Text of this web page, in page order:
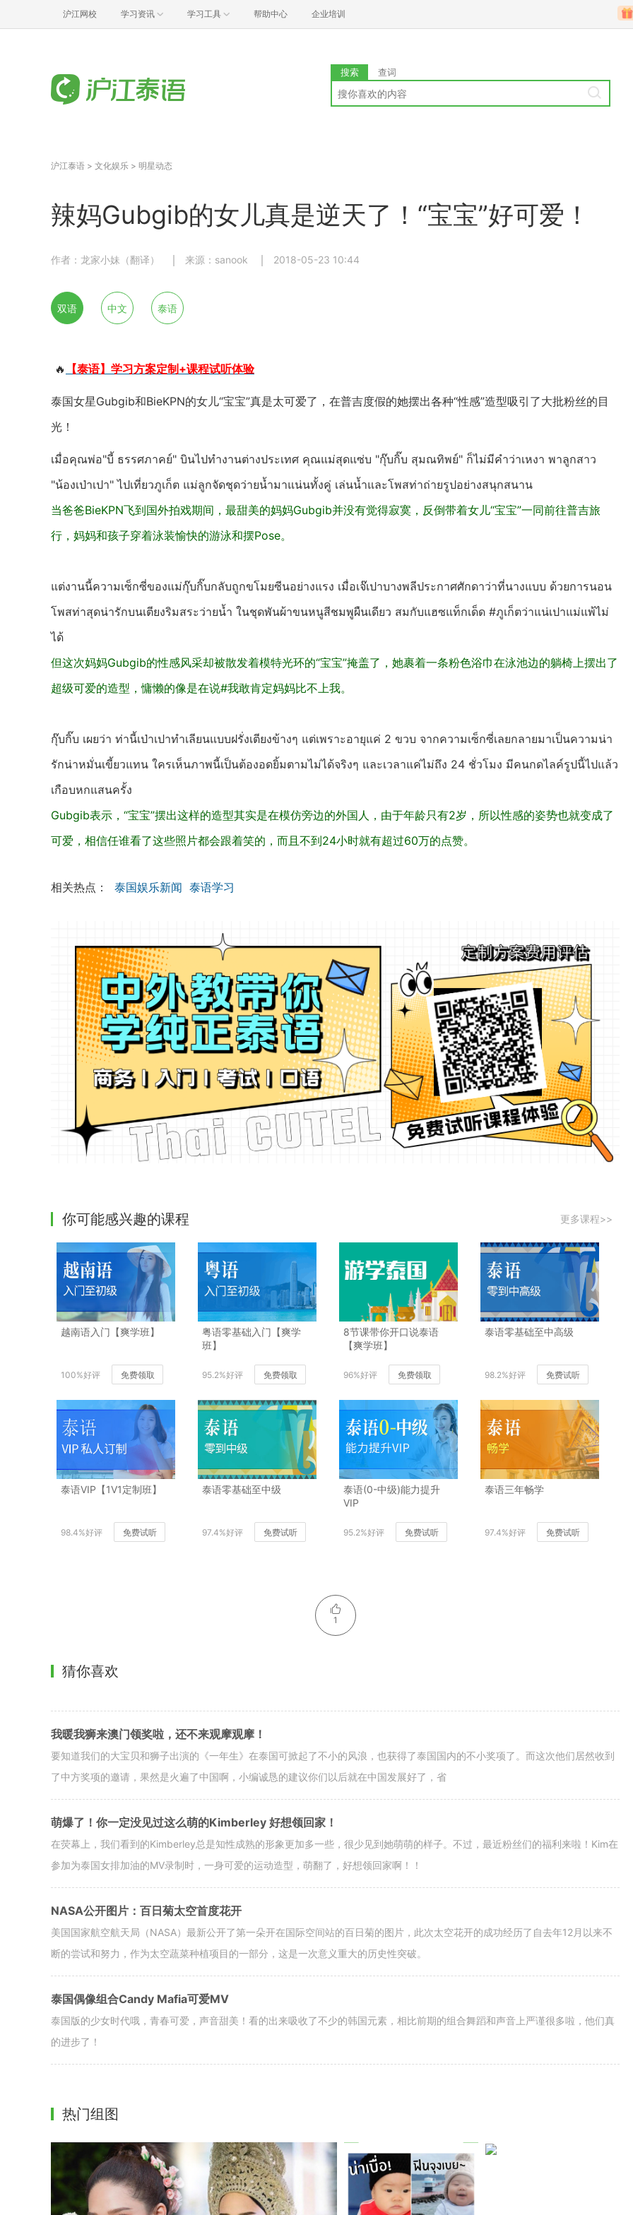
沪江网校 学习资讯 学习工具 帮助中心 企业培训
搜索 查词
沪江泰语 > 文化娱乐 > 明星动态
辣妈Gubgib的女儿真是逆天了！“宝宝”好可爱！
作者：龙家小妹（翻译） 来源：sanook 2018-05-23 10:44
双语 中文 泰语
🔥 【泰语】学习方案定制+课程试听体验
泰国女星Gubgib和BieKPN的女儿“宝宝”真是太可爱了，在普吉度假的她摆出各种“性感”造型吸引了大批粉丝的目
光！
เมื่อคุณพ่อ"บี้ ธรรศภาคย์" บินไปทำงานต่างประเทศ คุณแม่สุดแซ่บ "กุ๊บกิ๊บ สุมณทิพย์" ก็ไม่มีคำว่าเหงา พาลูกสาว
"น้องเป่าเปา" ไปเที่ยวภูเก็ต แม่ลูกจัดชุดว่ายน้ำมาแน่นทั้งคู่ เล่นน้ำและโพสท่าถ่ายรูปอย่างสนุกสนาน
当爸爸BieKPN飞到国外拍戏期间，最甜美的妈妈Gubgib并没有觉得寂寞，反倒带着女儿“宝宝”一同前往普吉旅
行，妈妈和孩子穿着泳装愉快的游泳和摆Pose。
แต่งานนี้ความเซ็กซี่ของแม่กุ๊บกิ๊บกลับถูกขโมยซีนอย่างแรง เมื่อเจ๊เปาบางพลีประกาศศักดาว่าที่นางแบบ ด้วยการนอน
โพสท่าสุดน่ารักบนเตียงริมสระว่ายน้ำ ในชุดพันผ้าขนหนูสีชมพูผืนเดียว สมกับแฮซแท็กเด็ด #ภูเก็ตว่าแน่เปาแม่แพ้ไม่
ได้
但这次妈妈Gubgib的性感风采却被散发着模特光环的“宝宝”掩盖了，她裹着一条粉色浴巾在泳池边的躺椅上摆出了
超级可爱的造型，慵懒的像是在说#我敢肯定妈妈比不上我。
กุ๊บกิ๊บ เผยว่า ท่านี้เป่าเปาทำเลียนแบบฝรั่งเตียงข้างๆ แต่เพราะอายุแค่ 2 ขวบ จากความเซ็กซี่เลยกลายมาเป็นความน่า
รักน่าหมั่นเขี้ยวแทน ใครเห็นภาพนี้เป็นต้องอดยิ้มตามไม่ได้จริงๆ และเวลาแค่ไม่ถึง 24 ชั่วโมง มีคนกดไลค์รูปนี้ไปแล้ว
เกือบหกแสนครั้ง
Gubgib表示，“宝宝”摆出这样的造型其实是在模仿旁边的外国人，由于年龄只有2岁，所以性感的姿势也就变成了
可爱，相信任谁看了这些照片都会跟着笑的，而且不到24小时就有超过60万的点赞。
相关热点： 泰国娱乐新闻 泰语学习
你可能感兴趣的课程 更多课程>>
越南语入门【爽学班】
100%好评 免费领取
粤语零基础入门【爽学
班】
95.2%好评 免费领取
8节课带你开口说泰语
【爽学班】
96%好评 免费领取
泰语零基础至中高级
98.2%好评 免费试听
泰语VIP【1V1定制班】
98.4%好评 免费试听
泰语零基础至中级
97.4%好评 免费试听
泰语(0-中级)能力提升
VIP
95.2%好评 免费试听
泰语三年畅学
97.4%好评 免费试听
1
猜你喜欢
我暖我狮来澳门领奖啦，还不来观摩观摩！
要知道我们的大宝贝和狮子出演的《一年生》在泰国可掀起了不小的风浪，也获得了泰国国内的不小奖项了。而这次他们居然收到
了中方奖项的邀请，果然是火遍了中国啊，小编诚恳的建议你们以后就在中国发展好了，省
萌爆了！你一定没见过这么萌的Kimberley 好想领回家！
在荧幕上，我们看到的Kimberley总是知性成熟的形象更加多一些，很少见到她萌萌的样子。不过，最近粉丝们的福利来啦！Kim在
参加为泰国女排加油的MV录制时，一身可爱的运动造型，萌翻了，好想领回家啊！！
NASA公开图片：百日菊太空首度花开
美国国家航空航天局（NASA）最新公开了第一朵开在国际空间站的百日菊的图片，此次太空花开的成功经历了自去年12月以来不
断的尝试和努力，作为太空蔬菜种植项目的一部分，这是一次意义重大的历史性突破。
泰国偶像组合Candy Mafia可爱MV
泰国版的少女时代哦，青春可爱，声音甜美！看的出来吸收了不少的韩国元素，相比前期的组合舞蹈和声音上严谨很多啦，他们真
的进步了！
热门组图